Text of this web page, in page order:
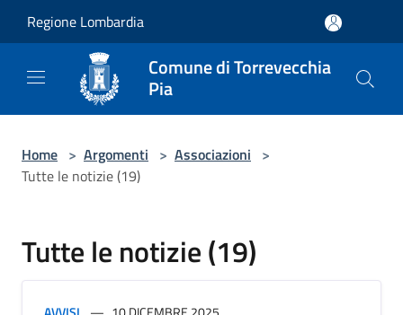
Regione Lombardia
Comune di Torrevecchia
Pia
Home > Argomenti > Associazioni >
Tutte le notizie (19)
Tutte le notizie (19)